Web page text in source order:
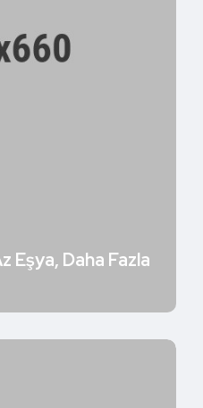
Eşya, Daha Fazla